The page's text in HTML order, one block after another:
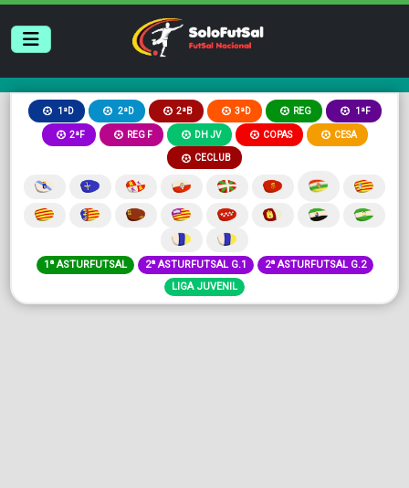
1ªD 2ªD 2ªB 3ªD REG 1ªF
2ªF REG F DH JV COPAS CESA
CECLUB
1ª ASTURFUTSAL 2ª ASTURFUTSAL G.1
2ª ASTURFUTSAL G.2
LIGA JUVENIL